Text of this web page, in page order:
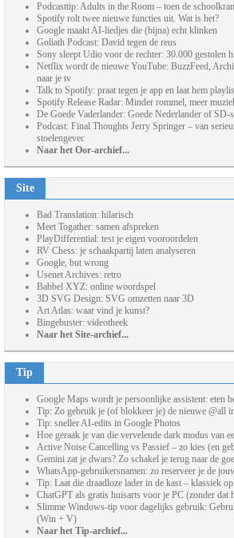
Podcasttip: Adults in the Room – toen de
Spotify rolt twee nieuwe functies uit. Wat is het?
Google maakt AI-liedjes die (bijna) echt klinken
Goliath Podcast: David tegen de reus
Sony sleept Udio voor de rechter: 30.000 gestolen
Netflix wordt de nieuwe YouTube: BuzzFeed,
naar je tv
Talk to Spotify: praat tegen je app en laat hem
Spotify Release Radar: Minder rommel, meer
De Goede Vaderlander: Goede Nederlander of SD-
Podcast: Final Thoughts Jerry Springer – van
stoelengevec
Naar het Oor-archief...
Site
Bad Translation: hilarisch
Meet Togather: samen afspreken
PlayDifferential: test je eigen vooroordelen
RV Chess: je schaakpartij laten analyseren
Google, but wrong
Usenet Archives: retro
Babbel XYZ: online woordspel
3D SVG Design: SVG omzetten naar 3D
Art Atlas: waar vind je kunst?
Bingebuster: videotheek
Naar het Site-archief...
Tip
Google Maps wordt je persoonlijke assistent: eten
Tip: Zo gebruik je (of blokkeer je) de nieuwe @all
Tip: sneller AI-edits in Google Photos
Hoe geraak je van die vervelende dark modus van
Active Noise Cancelling vs Passief – zo kies (en
Gemini zat je dwars? Zo schakel je terug naar de
WhatsApp-gebruikersnamen: zo reserveer je de
Tip: Laat die draadloze lader in de kast – klassiek
ChatGPT als gratis huisarts voor je PC (zonder dat
Slimme Windows-tip voor dagelijks gebruik:
(Win + V)
Naar het Tip-archief...